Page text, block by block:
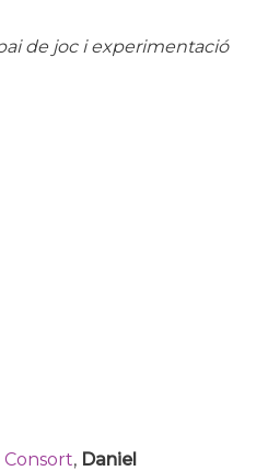
de joc i experimentació
, Daniel